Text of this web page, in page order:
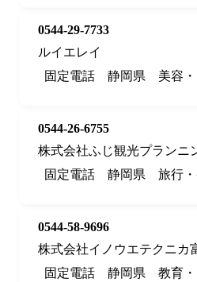
0544-29-7733
ルイエレイ
固定電話
静岡県 美容
0544-26-6755
株式会社ふじ観光プランニ
固定電話
静岡県 旅行
0544-58-9696
株式会社イノウエテクニカ
固定電話
静岡県 教育